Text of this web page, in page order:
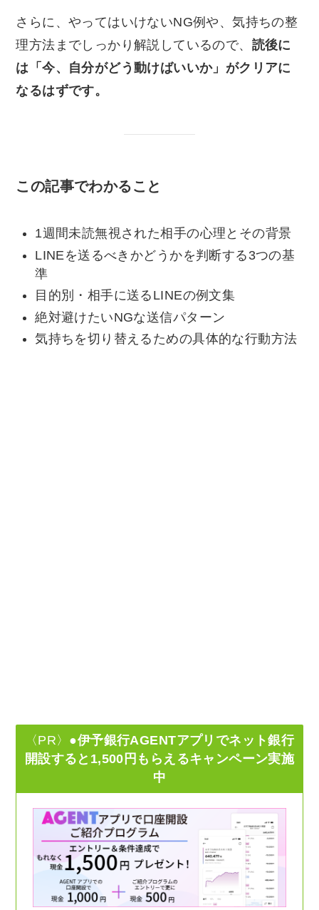
さらに、やってはいけないNG例や、気持ちの整
理方法までしっかり解説しているので、 読後に
は「今、自分がどう動けばいいか」がクリアに
なるはずです。
この記事でわかること
1週間未読無視された相手の心理とその背景
LINEを送るべきかどうかを判断する3つの基
準
目的別・相手に送るLINEの例文集
絶対避けたいNGな送信パターン
気持ちを切り替えるための具体的な行動方法
〈PR〉 ●伊予銀行AGENTアプリでネット銀行
開設すると1,500円もらえるキャンペーン実施
中